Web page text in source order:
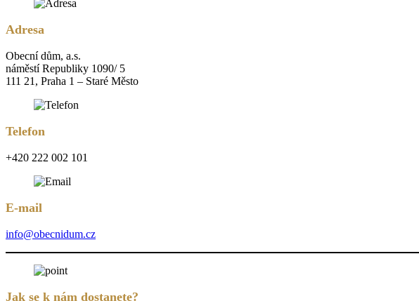
Adresa
Obecní dům, a.s.
náměstí Republiky 1090/ 5
111 21, Praha 1 – Staré Město
Telefon
+420 222 002 101
E-mail
info@obecnidum.cz
Jak se k nám dostanete?